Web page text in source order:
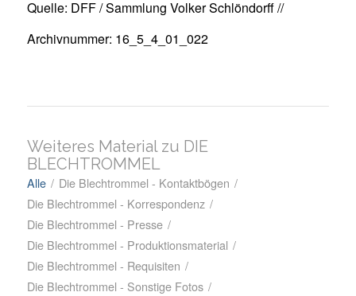
Quelle: DFF / Sammlung Volker Schlöndorff //
Archivnummer: 16_5_4_01_022
Weiteres Material zu DIE
BLECHTROMMEL
Alle / Die Blechtrommel - Kontaktbögen /
Die Blechtrommel - Korrespondenz /
Die Blechtrommel - Presse /
Die Blechtrommel - Produktionsmaterial /
Die Blechtrommel - Requisiten /
Die Blechtrommel - Sonstige Fotos /